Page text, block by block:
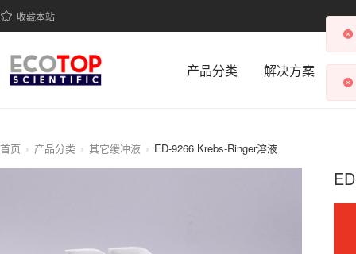
收藏本站
产品分类 解决方案
首页 产品分类 其它缓冲液 ED-9266 Krebs-Ringer溶液